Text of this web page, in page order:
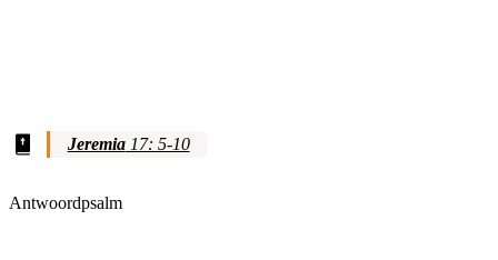
Jeremia17: 5-10
Antwoordpsalm